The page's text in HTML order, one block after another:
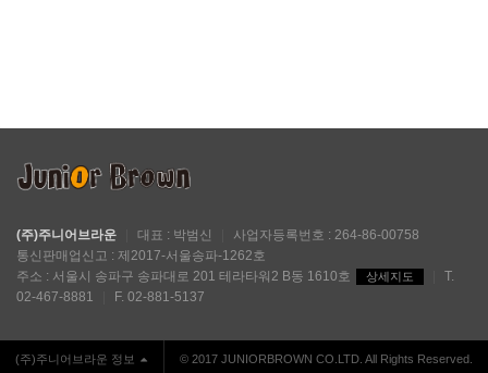
(주)주니어브라운 대표 : 박범신
사업자등록번호 : 264-86-00758
통신판매업신고 : 제2017-서울송파-1262호
주소 : 서울시 송파구 송파대로 201 테라타워2 B동 1610호
상세지도
T.
02-467-8881
F. 02-881-5137
(주)주니어브라운 정보 © 2017 JUNIORBROWN CO.LTD. All Rights Reserved.